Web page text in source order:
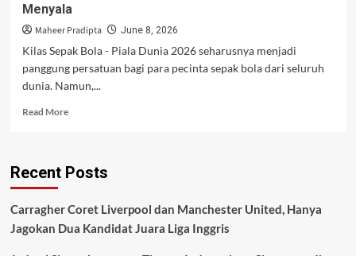
Menyala
Maheer Pradipta June 8, 2026
Kilas Sepak Bola - Piala Dunia 2026 seharusnya menjadi
panggung persatuan bagi para pecinta sepak bola dari seluruh
dunia. Namun,...
Read MoreRead
Iran
Visa
Tim
Recent Posts
Carragher Coret Liverpool dan Manchester United, Hanya
Jagokan Dua Kandidat Juara Liga Inggris